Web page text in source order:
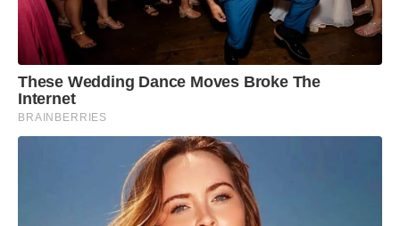
These Wedding Dance Moves Broke The
Internet
BRAINBERRIES